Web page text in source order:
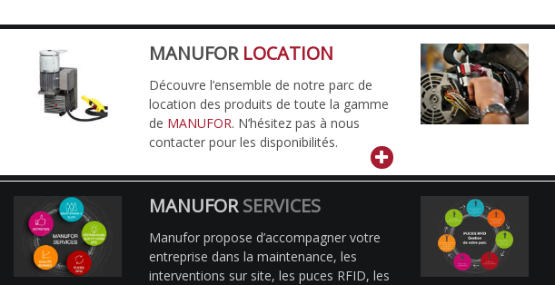
MANUFOR LOCATION
Découvre l’ensemble de notre parc de
location des produits de toute la gamme
de MANUFOR. N’hésitez pas à nous
contacter pour les disponibilités.
MANUFORSERVICES
Manufor propose d’accompagner votre
entreprise dans la maintenance, les
interventions sur site, les puces RFID, les